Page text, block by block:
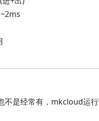
是经常有，mkcloud运行